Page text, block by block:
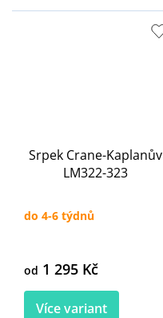
Srpek Crane-Kaplanův
LM322-323
do 4-6 týdnů
od 1 295 Kč
Více variant